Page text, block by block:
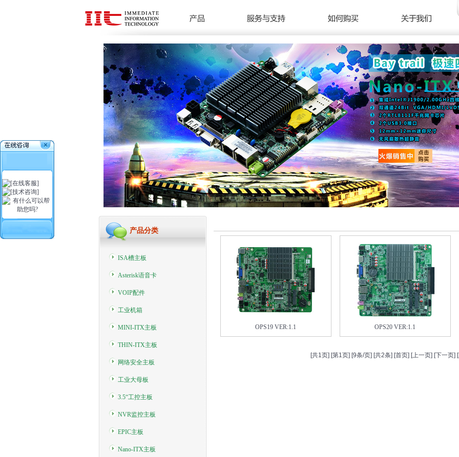
产品分类
ISA槽主板
Asterisk语音卡
VOIP配件
工业机箱
MINI-ITX主板
THIN-ITX主板
网络安全主板
工业大母板
3.5“工控主板
NVR监控主板
EPIC主板
Nano-ITX主板
OPS19 VER:1.1 OPS20 VER:1.1
[共1页] [第1页] [9条/页] [共2条] [首页] [上一页] [下一页]